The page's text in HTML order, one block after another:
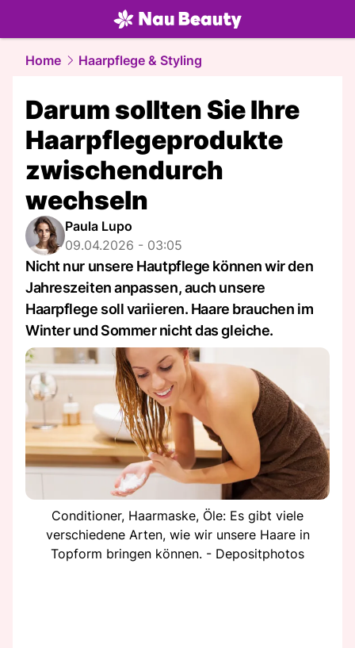
beauty.NAU.ch
Home Haarpflege & Styling
Darum sollten Sie Ihre
Haarpflegeprodukte
zwischendurch
wechseln
Paula Lupo
09.04.2026 - 03:05
Nicht nur unsere Hautpflege können wir den
Jahreszeiten anpassen, auch unsere
Haarpflege soll variieren. Haare brauchen im
Winter und Sommer nicht das gleiche.
Conditioner, Haarmaske, Öle: Es gibt viele
verschiedene Arten, wie wir unsere Haare in
Topform bringen können. - Depositphotos